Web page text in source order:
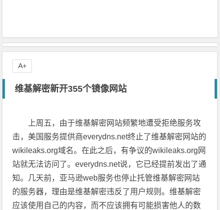
维基解密新开355个镜像网站
上周五，由于维基解密网站频繁地遭受拒绝服务攻
击，美国服务提供商everydns.net终止了维基解密网站的
wikileaks.org域名。在此之后，有争议的wikileaks.org网
站就无法访问了。everydns.net说，它已经提前发出了通
知。几天前，亚马逊web服务也停止托管维基解密网站
的服务器，理由是维基解密违反了用户规则。维基解密
应该使用自己的内容，而不应该拥有可能损害他人的数
A+